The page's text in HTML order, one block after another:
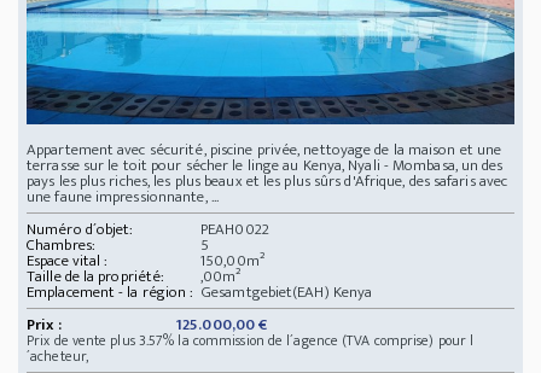
Appartement avec sécurité, piscine privée, nettoyage de la maison et une
terrasse sur le toit pour sécher le linge au Kenya, Nyali - Mombasa, un des
pays les plus riches, les plus beaux et les plus sûrs d'Afrique, des safaris avec
une faune impressionnante, ...
Numéro d´objet:
PEAH0022
Chambres: 5
Espace vital : 150,00m²
Taille de la propriété: ,00m²
Emplacement - la région : Gesamtgebiet(EAH) Kenya
Prix :
125.000,00 €
Prix de vente plus 3.57% la commission de l´agence (TVA comprise) pour l
´acheteur,